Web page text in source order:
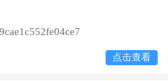
点击查看